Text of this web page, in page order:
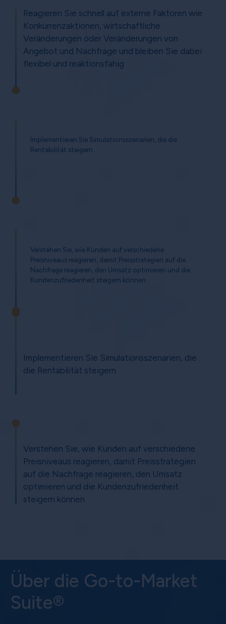
Reagieren Sie schnell auf externe Faktoren wie
Konkurrenzaktionen, wirtschaftliche
Veränderungen oder Veränderungen von
Angebot und Nachfrage und bleiben Sie dabei
flexibel und reaktionsfähig
Implementieren Sie Simulationsszenarien, die die
Rentabilität steigern
Verstehen Sie, wie Kunden auf verschiedene
Preisniveaus reagieren, damit Preisstrategien auf die
Nachfrage reagieren, den Umsatz optimieren und die
Kundenzufriedenheit steigern können
Implementieren Sie Simulationsszenarien, die
die Rentabilität steigern
Verstehen Sie, wie Kunden auf verschiedene
Preisniveaus reagieren, damit Preisstrategien
auf die Nachfrage reagieren, den Umsatz
optimieren und die Kundenzufriedenheit
steigern können
Über die Go-to-Market
Suite®